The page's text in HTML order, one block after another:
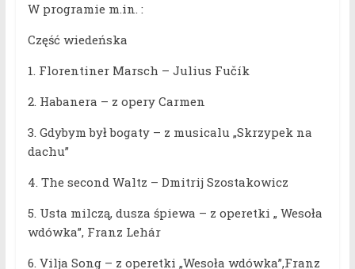
W programie m.in. :
Część wiedeńska
1. Florentiner Marsch – Julius Fučík
2. Habanera – z opery Carmen
3. Gdybym był bogaty – z musicalu „Skrzypek na
dachu”
4. The second Waltz – Dmitrij Szostakowicz
5. Usta milczą, dusza śpiewa – z operetki „ Wesoła
wdówka”, Franz Lehár
6. Vilja Song – z operetki „Wesoła wdówka”,Franz